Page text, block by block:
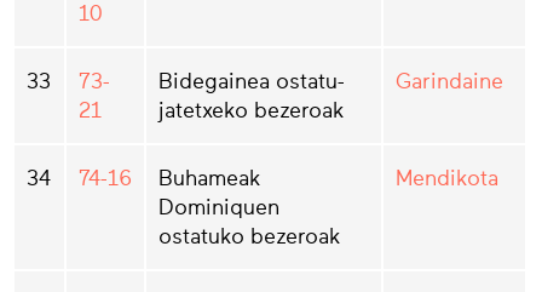
10
33
73-
21
Bidegainea ostatu-
jatetxeko bezeroak
Garindaine
34 74-16
Buhameak
Dominiquen
ostatuko bezeroak
Mendikota